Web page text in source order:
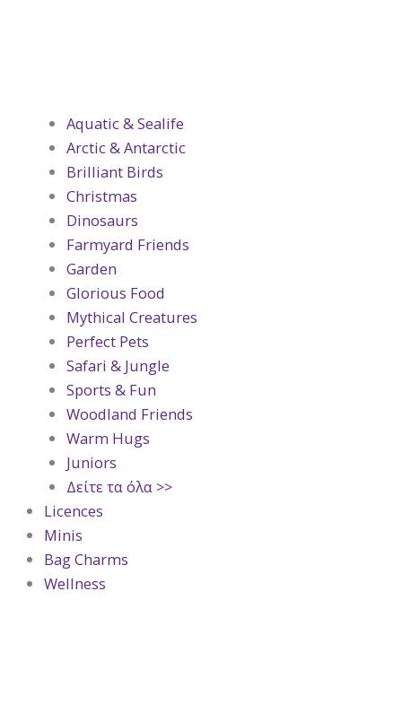
Aquatic & Sealife
Arctic & Antarctic
Brilliant Birds
Christmas
Dinosaurs
Farmyard Friends
Garden
Glorious Food
Mythical Creatures
Perfect Pets
Safari & Jungle
Sports & Fun
Woodland Friends
Warm Hugs
Juniors
Δείτε τα όλα >>
Licences
Minis
Bag Charms
Wellness